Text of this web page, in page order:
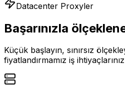
Datacenter Proxyler
Başarınızla
Küçük başlayın, sınırsız
fiyatlandırmamız iş